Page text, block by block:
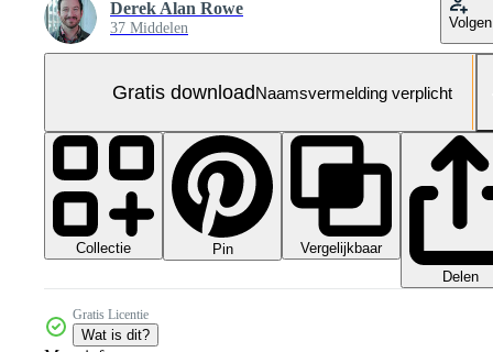
Derek Alan Rowe
37 Middelen Volgen
Gratis downloadNaamsvermelding verplicht
Collectie Pin
Vergelijkbaar
Delen
Gratis Licentie
Wat is dit?